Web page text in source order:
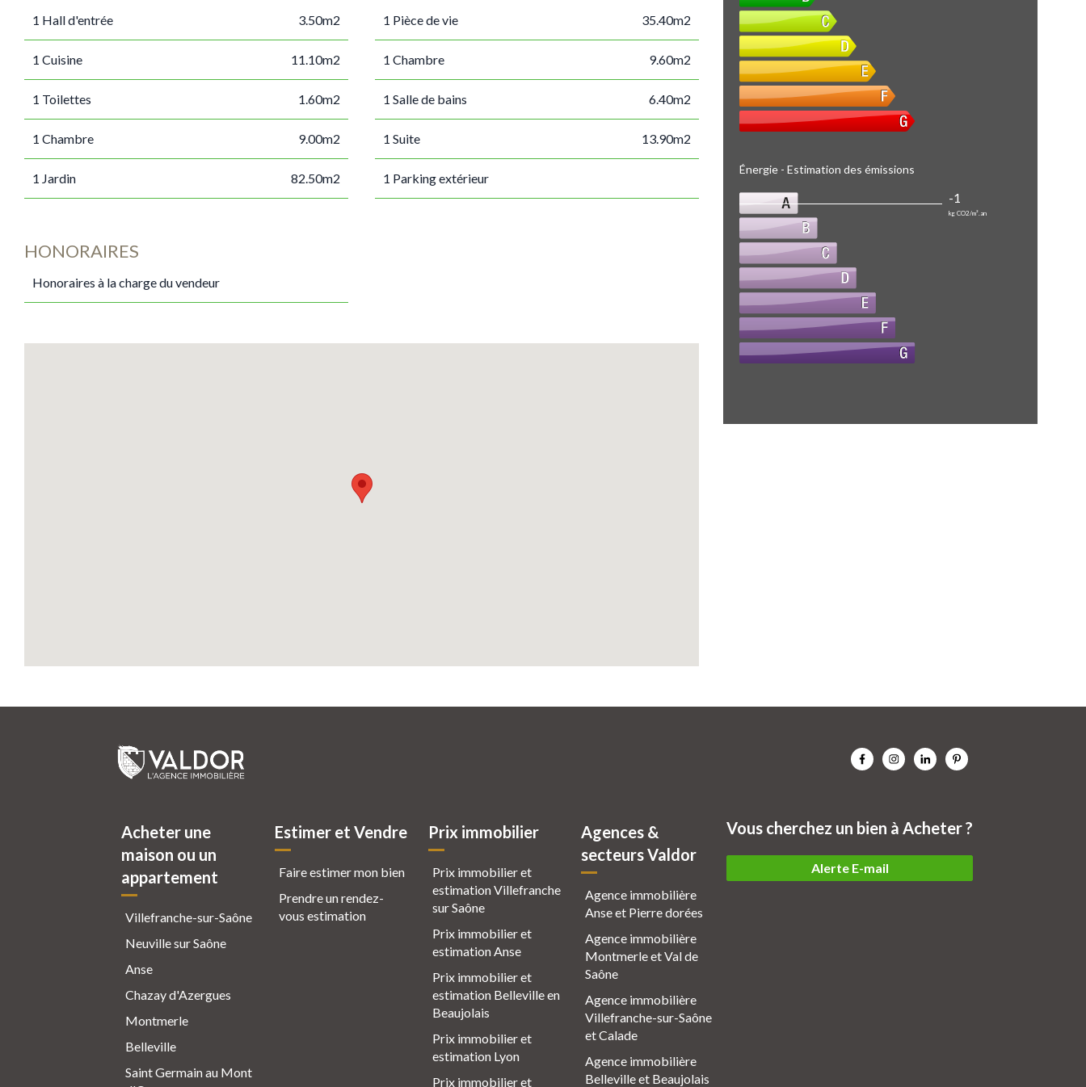
1 Hall d'entrée 3.50m2 1 Pièce de vie 35.40m2
1 Cuisine 11.10m2 1 Chambre 9.60m2
1 Toilettes 1.60m2 1 Salle de bains 6.40m2
1 Chambre 9.00m2 1 Suite 13.90m2
1 Jardin 82.50m2 1 Parking extérieur
HONORAIRES
Honoraires à la charge du vendeur
Énergie - Estimation des émissions
-1
kg CO2/m².an
Acheter une
maison ou un
appartement
Villefranche-sur-Saône
Neuville sur Saône
Anse
Chazay d'Azergues
Montmerle
Belleville
Saint Germain au Mont
Estimer et Vendre
Faire estimer mon bien
Prendre un rendez-
vous estimation
Prix immobilier
Prix immobilier et
estimation Villefranche
sur Saône
Prix immobilier et
estimation Anse
Prix immobilier et
estimation Belleville en
Beaujolais
Prix immobilier et
estimation Lyon
Prix immobilier et
Agences &
secteurs Valdor
Agence immobilière
Anse et Pierre dorées
Agence immobilière
Montmerle et Val de
Saône
Agence immobilière
Villefranche-sur-Saône
et Calade
Agence immobilière
Belleville et Beaujolais
Vous cherchez un bien à Acheter ?
Alerte E-mail